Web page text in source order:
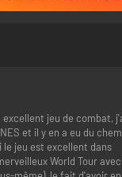
jeu de combat,
et il y en a eu du
le jeu est excellent dans
World Tour